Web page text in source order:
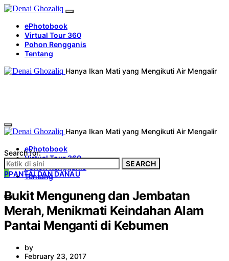
ePhotobook
Virtual Tour 360
Pohon Rengganis
Tentang
Hanya Ikan Mati yang Mengikuti Air Mengalir
Hanya Ikan Mati yang Mengikuti Air Mengalir
ePhotobook
Virtual Tour 360
Pohon Rengganis
Tentang
Search for:
SEARCH
PPANTAI DAN DANAU
Bukit Menguneng dan Jembatan
Merah, Menikmati Keindahan Alam
Pantai Menganti di Kebumen
by
February 23, 2017